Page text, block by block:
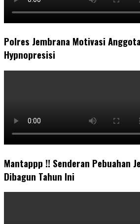
Polres Jembrana Motivasi
Hypnopresisi
Mantappp !! Senderan Pebuahan
Dibagun Tahun Ini